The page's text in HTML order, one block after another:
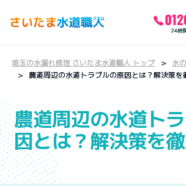
埼玉の水漏れ修理 さいたま水道職人 トップ
水
農道周辺の水道トラブルの原因とは？解決策を
農道周辺の水道ト
因とは？解決策を